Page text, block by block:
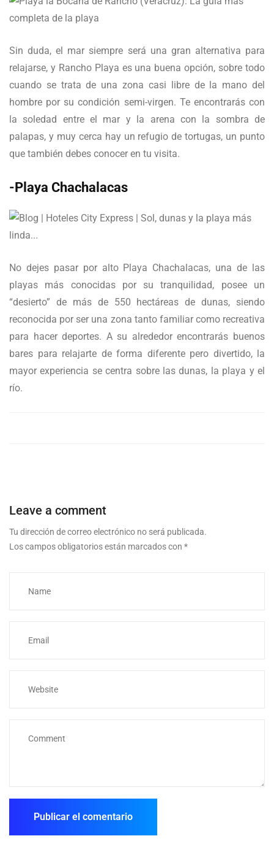
Sin duda, el mar siempre será una gran alternativa para
relajarse, y Rancho Playa es una buena opción, sobre todo
cuando se trata de una zona casi libre de la mano del
hombre por su condición semi-virgen. Te encontrarás con
la soledad entre el mar y la arena con la sombra de
palapas, y muy cerca hay un refugio de tortugas, un punto
que también debes conocer en tu visita.
-Playa Chachalacas
No dejes pasar por alto Playa Chachalacas, una de las
playas más conocidas por su tranquilidad, posee un
“desierto” de más de 550 hectáreas de dunas, siendo
reconocida por ser una zona tanto familiar como recreativa
para hacer deportes. A su alrededor encontrarás buenos
bares para relajarte de forma diferente pero divertido, la
mayor experiencia se centra sobre las dunas, la playa y el
río.
Leave a comment
Tu dirección de correo electrónico no será publicada.
Los campos obligatorios están marcados con *